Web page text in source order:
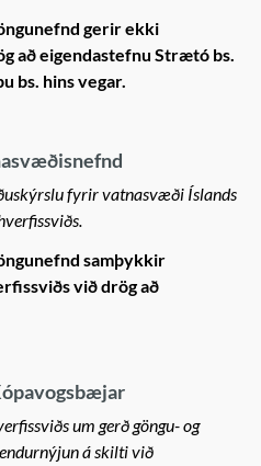
gerir ekki
að eigendastefnu Strætó bs.
bs. hins vegar.
fyrir vatnasvæði Íslands
samþykkir
við drög að
um gerð göngu- og
á skilti við